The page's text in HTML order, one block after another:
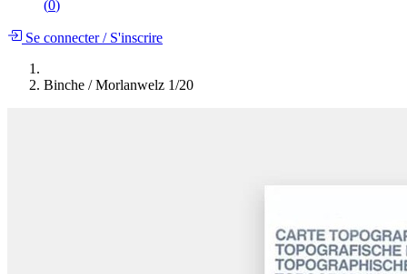
(0)
Se connecter/S'inscrire
Binche / Morlanwelz 1/20